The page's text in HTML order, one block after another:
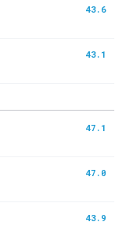
43.6
43.1
47.1
47.0
43.9